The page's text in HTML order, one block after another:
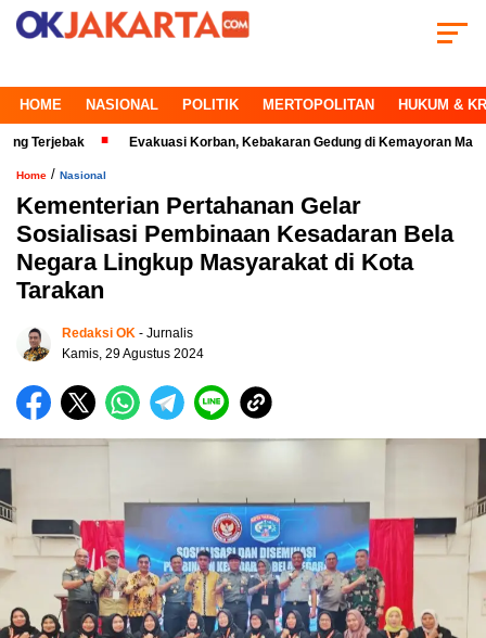
HOME NASIONAL POLITIK MERTOPOLITAN HUKUM &
Evakuasi Korban, Kebakaran Gedung di Kemayoran Makin Kritis
Home / Nasional
Kementerian Pertahanan Gelar
Sosialisasi Pembinaan Kesadaran Bela
Negara Lingkup Masyarakat di Kota
Tarakan
Redaksi OK - Jurnalis
Kamis, 29 Agustus 2024